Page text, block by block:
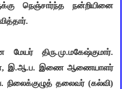
நெஞ்சார்ந்த நன்றியினை
மேயர் திரு.மு.மகேஷ்குமார்.
இ.ஆ.ப. இணை ஆணையாளர்
நிலைக்குழுத் தலைவர் (கல்வி)